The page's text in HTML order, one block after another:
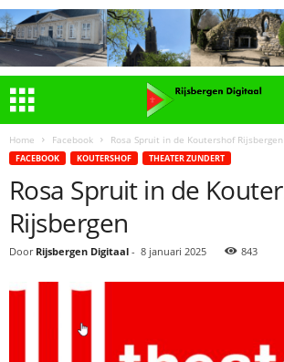
Home Facebook Rosa Spruit in de Koutershof Rijsbergen
FACEBOOK KOUTERSHOF THEATER ZUNDERT
Rosa Spruit in de
Rijsbergen
Door Rijsbergen Digitaal - 8 januari 2025 843